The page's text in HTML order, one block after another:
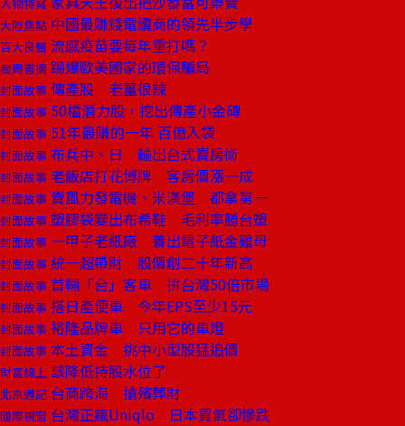
大陸焦點 中國最賺錢電纜商的領先半步學
百大良醫 流感疫苗要每年重打嗎？
商周書摘 踢爆歐美國家的環保騙局
封面故事 傳產股 老薑很辣
封面故事 50檔潛力股，挖出傳產小金磚
封面故事 51年最賺的一年 百億入袋
封面故事 布兵中、日 輸出台式賣房術
封面故事 老飯店打花博牌 客房價漲一成
封面故事 賣風力發電機、米漢堡 都拿第一
封面故事 塑膠袋變出布希鞋 毛利率勝台塑
封面故事 一甲子老紙廠 養出電子紙金雞母
封面故事 統一超帶財 股價創二十年新高
封面故事 首輛「台」客車 拚台灣50倍市場
封面故事 搭日產便車 今年EPS至少15元
封面故事 裕隆品牌車 只用它的車燈
封面故事 本土資金 挑中小型股猛追價
財富線上 該降低持股水位了
北京週記 台商跨海 搶殯葬財
國際視窗 台灣正瘋Uniqlo 日本買氣卻慘跌